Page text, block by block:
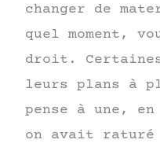
changer de
quel moment,
droit. Certaines
leurs plans à
pense à une,
on avait raturé